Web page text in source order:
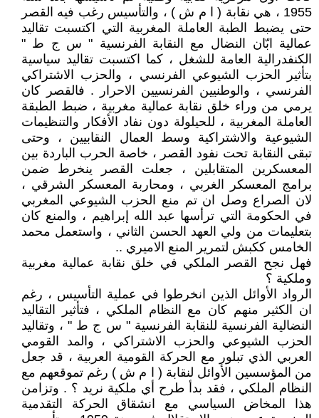
1955 ، هي نقابة ( ا م ش ) ، والتأسيس رغب فيه القصر
حتى يضبط الطبة العاملة المغربية التي اكتسبت تقاليد
عمالية ابّان النضال مع النقابة الفرنسية " س ج ط "
الكنفدرالية العامة للشغل ، كما اكتسبت تقاليد سياسية
بتأثير الحزب الشيوعي الفرنسي ، والحزب الاشتراكي
الفرنسي ، والوطنيين الفرنسيين الاحرار . فالقصر كان
يرمي من وراء خلق نقابة عمالية مغربية ، ضبط الطبقة
العاملة المغربية ، للحيلولة دون نفاد الأفكار والتنظيمات
الشيوعية والاشتراكية وسط العمال النقابيين ، وحتى
تبقى النقابة تحت نفود القصر ، خاصة الحرب الباردة بين
المعسكرين المتقابلين ، جعلت القصر ينخرط ضمن
برامج المعسكر الغربي ، ومحاربة المعسكر الشرقي ،
لان الصراع وصل ان تم منع الحزب الشيوعي المغربي
في الحكومة التي ترأسها عبد الله إبراهيم ، والمنع كان
بتعليمات من ولي العهد الحسن الثاني ، واستعمل محمد
الخامس ككبش لتمرير المنع الاميري ..
فهل نجح القصر الملكي في خلق نقابة عمالية مغربية
وملكية ؟
الرواد الأوائل الذين انخرطوا في عملية التأسيس ، رغم
ان الكثير منهم كان مع النظام الملكي ، فتأثير التقاليد
النضالية الفرنسية للنقابة الفرنسية " س ج ط " ، وتقاليد
الحزب الشيوعي والحزب الاشتراكي ، والمد القومي
العربي الذي تبلور مع الحركة القومية العربية ، قد جعل
من المؤسسين الأوائل لنقابة ( ا م ش ) رغم تموقعهم مع
النظام الملكي ، فقد بدأ طرح أي ملكية نريد ؟ . وتزامن
هذا المخاض السياسي مع انشقاق الحركة التقدمية